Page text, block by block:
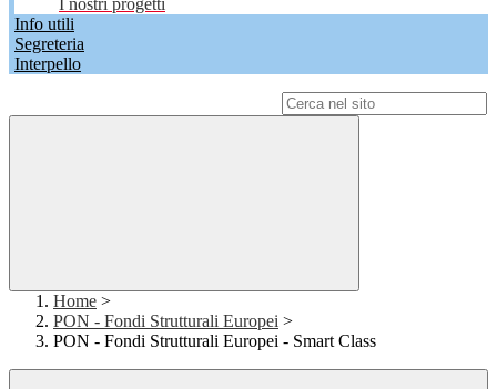
I nostri progetti
Info utili
Segreteria
Interpello
Home >
PON - Fondi Strutturali Europei >
PON - Fondi Strutturali Europei - Smart Class